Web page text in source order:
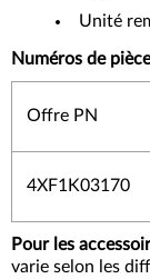
Unité
Numéros de
Offre PN
4XF1K03170
Pour les
varie selon les